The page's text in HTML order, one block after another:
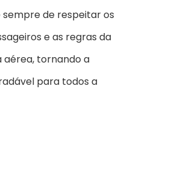
de respeitar os
e as regras da
aérea, tornando a
para todos a